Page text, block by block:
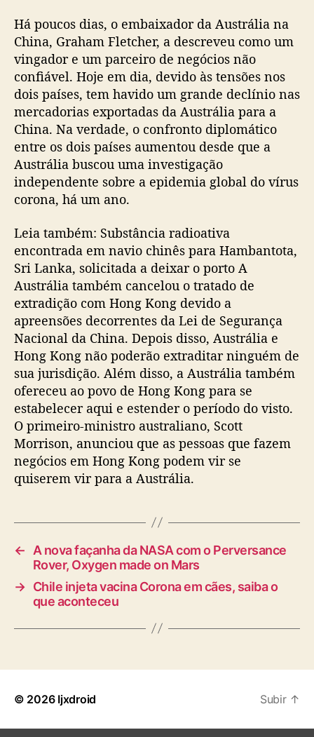
Há poucos dias, o embaixador da Austrália na
China, Graham Fletcher, a descreveu como um
vingador e um parceiro de negócios não
confiável. Hoje em dia, devido às tensões nos
dois países, tem havido um grande declínio nas
mercadorias exportadas da Austrália para a
China. Na verdade, o confronto diplomático
entre os dois países aumentou desde que a
Austrália buscou uma investigação
independente sobre a epidemia global do vírus
corona, há um ano.
Leia também: Substância radioativa
encontrada em navio chinês para Hambantota,
Sri Lanka, solicitada a deixar o porto A
Austrália também cancelou o tratado de
extradição com Hong Kong devido a
apreensões decorrentes da Lei de Segurança
Nacional da China. Depois disso, Austrália e
Hong Kong não poderão extraditar ninguém de
sua jurisdição. Além disso, a Austrália também
ofereceu ao povo de Hong Kong para se
estabelecer aqui e estender o período do visto.
O primeiro-ministro australiano, Scott
Morrison, anunciou que as pessoas que fazem
negócios em Hong Kong podem vir se
quiserem vir para a Austrália.
←
A nova façanha da NASA com o Perversance
Rover, Oxygen made on Mars
→ Chile injeta vacina Corona em cães, saiba o
que aconteceu
© 2026 Ijxdroid Subir ↑